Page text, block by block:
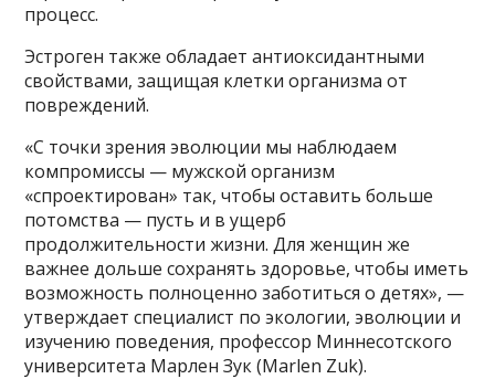
процесс.
Эстроген также обладает антиоксидантными
свойствами, защищая клетки организма от
повреждений.
«С точки зрения эволюции мы наблюдаем
компромиссы — мужской организм
«спроектирован» так, чтобы оставить больше
потомства — пусть и в ущерб
продолжительности жизни. Для женщин же
важнее дольше сохранять здоровье, чтобы иметь
возможность полноценно заботиться о детях», —
утверждает специалист по экологии, эволюции и
изучению поведения, профессор Миннесотского
университета Марлен Зук (Marlen Zuk).